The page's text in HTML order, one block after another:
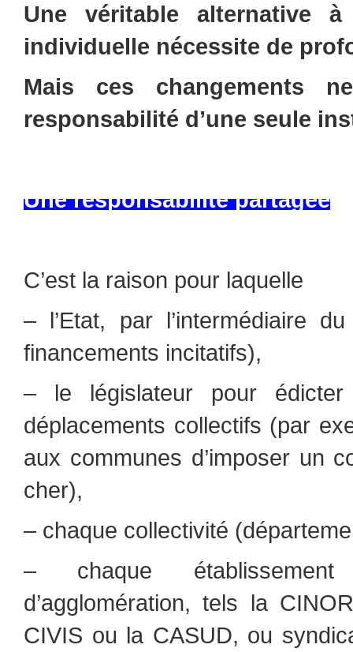
Une véritable alternative
individuelle nécessite de
Mais ces changements
responsabilité d’une seule
Une responsabilité partagée
C’est la raison pour laquelle
– l’Etat, par l’intermédiaire
financements incitatifs),
– le législateur pour
déplacements collectifs (par
aux communes d’imposer un
cher),
– chaque collectivité
– chaque établissement
d’agglomération, tels la
CIVIS ou la CASUD, ou